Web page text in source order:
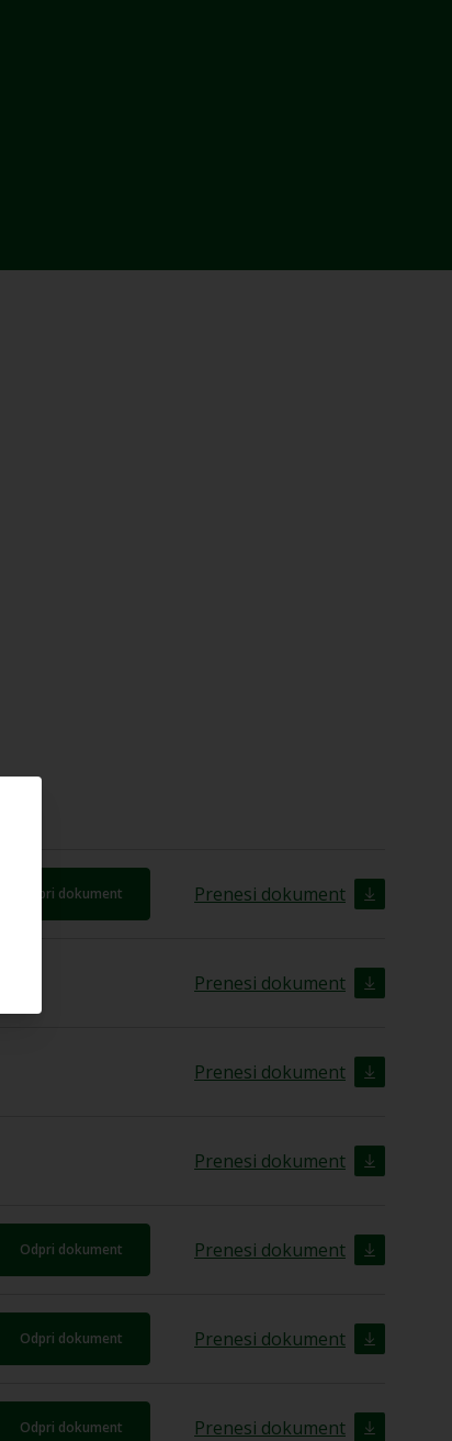
Odpri dokument Prenesi dokument
Prenesi dokument
Prenesi dokument
Prenesi dokument
Odpri dokument Prenesi dokument
Odpri dokument Prenesi dokument
Odpri dokument Prenesi dokument